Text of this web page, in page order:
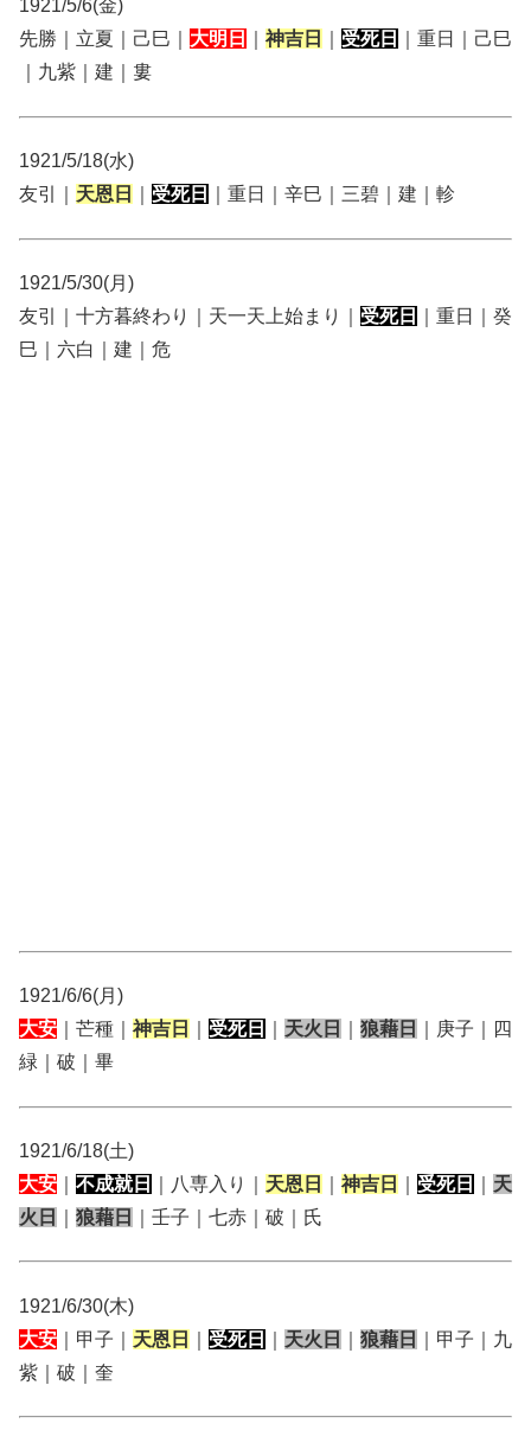
1921/5/6(金)
先勝｜立夏｜己巳｜ 大明日 神吉日 受死日
｜重日｜己巳
｜九紫｜建｜婁
1921/5/18(水)
友引｜ 天恩日 受死日 ｜重日｜辛巳｜三碧｜建｜軫
1921/5/30(月)
友引｜十方暮終わり｜天一天上始まり｜ 受死日
｜重日｜癸
巳｜六白｜建｜危
1921/6/6(月)
大安 ｜芒種｜ 神吉日 受死日 天火日 狼藉日
｜庚子｜四
緑｜破｜畢
1921/6/18(土)
大安
不成就日 ｜八専入り｜ 天恩日 神吉日 受死日
天
火日
狼藉日 ｜壬子｜七赤｜破｜氏
1921/6/30(木)
大安 ｜甲子｜ 天恩日 受死日 天火日 狼藉日
｜甲子｜九
紫｜破｜奎